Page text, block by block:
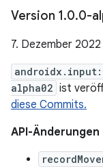
Version 1.0.0-
7. Dezember 2022
alpha02 ist
diese Commits.
API-Änderungen